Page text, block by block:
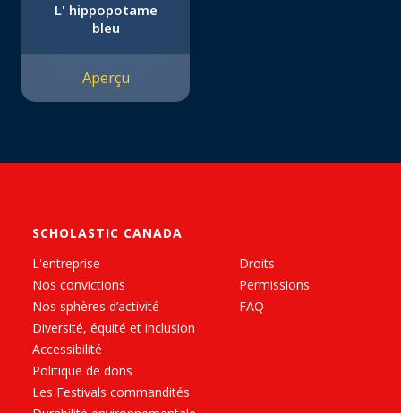
L' hippopotame
bleu
Aperçu
SCHOLASTIC CANADA
L'entreprise
Nos convictions
Nos sphères d’activité
Diversité, équité et inclusion
Accessibilité
Politique de dons
Les Festivals commandités
Droits
Permissions
FAQ